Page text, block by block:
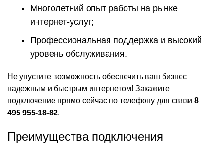
Многолетний опыт работы на рынке
интернет-услуг;
Профессиональная поддержка и высокий
уровень обслуживания.
Не упустите возможность обеспечить ваш бизнес
надежным и быстрым интернетом! Закажите
подключение прямо сейчас по телефону для связи 8
495 955-18-82.
Преимущества подключения